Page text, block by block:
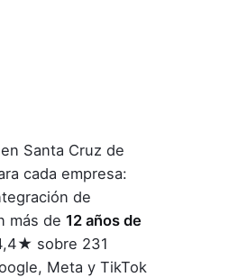
Santa Cruz de
cada empresa:
de
más de 12 años de
sobre 231
Meta y TikTok